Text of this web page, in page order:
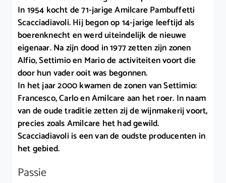
In 1954 kocht de 71-jarige Amilcare Pambuffetti
Scacciadiavoli. Hij begon op 14-jarige leeftijd als
boerenknecht en werd uiteindelijk de nieuwe
eigenaar. Na zijn dood in 1977 zetten zijn zonen
Alfio, Settimio en Mario de activiteiten voort die
door hun vader ooit was begonnen.
In het jaar 2000 kwamen de zonen van Settimio:
Francesco, Carlo en Amilcare aan het roer. In naam
van de oude traditie zetten zij de wijnmakerij voort,
precies zoals Amilcare het had gewild.
Scacciadiavoli is een van de oudste producenten in
het gebied.
Passie